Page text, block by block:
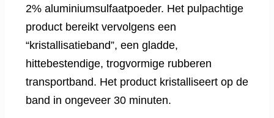
2% aluminiumsulfaatpoeder. Het pulpachtige
product bereikt vervolgens een
“kristallisatieband”, een gladde,
hittebestendige, trogvormige rubberen
transportband. Het product kristalliseert op de
band in ongeveer 30 minuten.